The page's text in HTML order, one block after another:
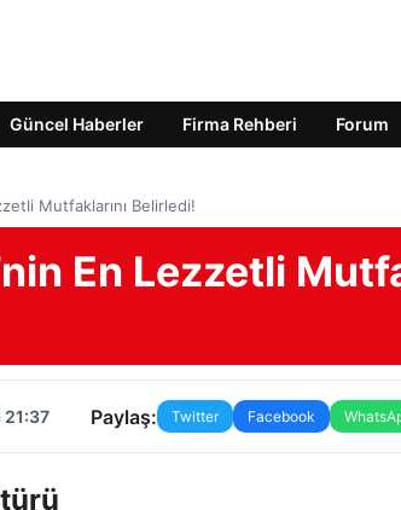
Güncel Haberler Firma Rehberi Forum
Mutfaklarını Belirledi!
En Lezzetli
21:37 Paylaş: Twitter Facebook